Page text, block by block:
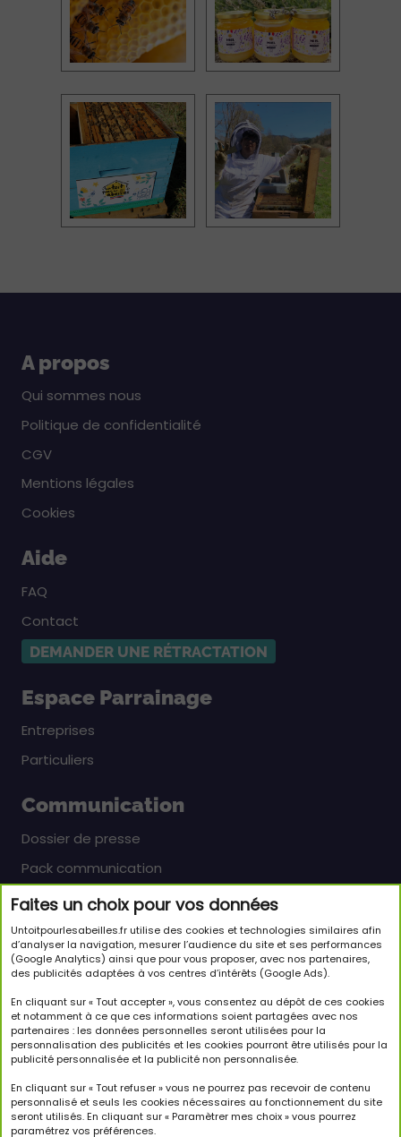
Faites un choix pour vos données
Untoitpourlesabeilles.fr utilise des cookies et technologies similaires afin
d’analyser la navigation, mesurer l’audience du site et ses performances
(Google Analytics) ainsi que pour vous proposer, avec nos partenaires,
des publicités adaptées à vos centres d’intérêts (Google Ads).
En cliquant sur « Tout accepter », vous consentez au dépôt de ces cookies
et notamment à ce que ces informations soient partagées avec nos
partenaires : les données personnelles seront utilisées pour la
personnalisation des publicités et les cookies pourront être utilisés pour la
publicité personnalisée et la publicité non personnalisée.
En cliquant sur « Tout refuser » vous ne pourrez pas recevoir de contenu
personnalisé et seuls les cookies nécessaires au fonctionnement du site
seront utilisés. En cliquant sur « Paramètrer mes choix » vous pourrez
paramétrez vos préférences.
A propos
Qui sommes nous
Politique de confidentialité
CGV
Mentions légales
Cookies
Aide
FAQ
Contact
DEMANDER UNE RÉTRACTATION
Espace Parrainage
Entreprises
Particuliers
Communication
Dossier de presse
Pack communication
Newsletter
Inscrivez-vous pour en savoir plus sur le monde
passionnant des abeilles et sur notre initiative.
JE M'INSCRIS À LA NEWSLETTER
Suivez-nous